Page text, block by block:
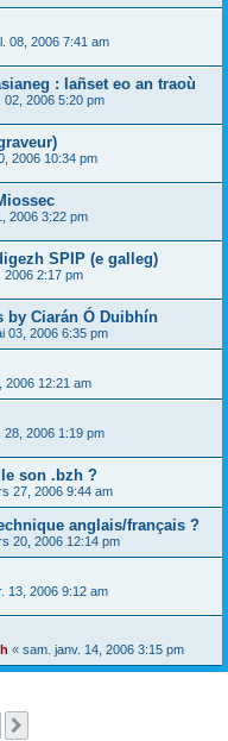
08, 2006 7:41 am
: lañset eo an traoù
02, 2006 5:20 pm
2006 10:34 pm
2006 3:22 pm
SPIP (e galleg)
2006 2:17 pm
by Ciarán Ó Duibhín
03, 2006 6:35 pm
2006 12:21 am
28, 2006 1:19 pm
son .bzh ?
27, 2006 9:44 am
anglais/français ?
20, 2006 12:14 pm
13, 2006 9:12 am
« sam. janv. 14, 2006 3:15 pm